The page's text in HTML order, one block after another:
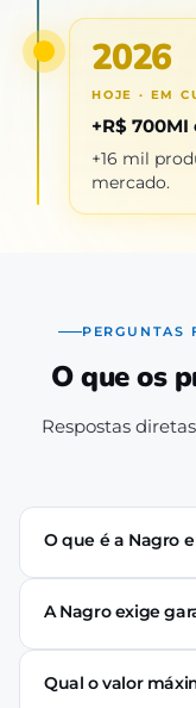
2026
HOJE · EM
+R$ 700MI
+16 mil
mercado.
PERGUNTAS
O que os
Respostas
O que é a Nagro
A Nagro é uma
autorizada pelo
se cadastra pelo
produtivo e (se
A Nagro exige
Não. Nenhuma
de terra, rebanho
perfil produtivo
Qual o valor